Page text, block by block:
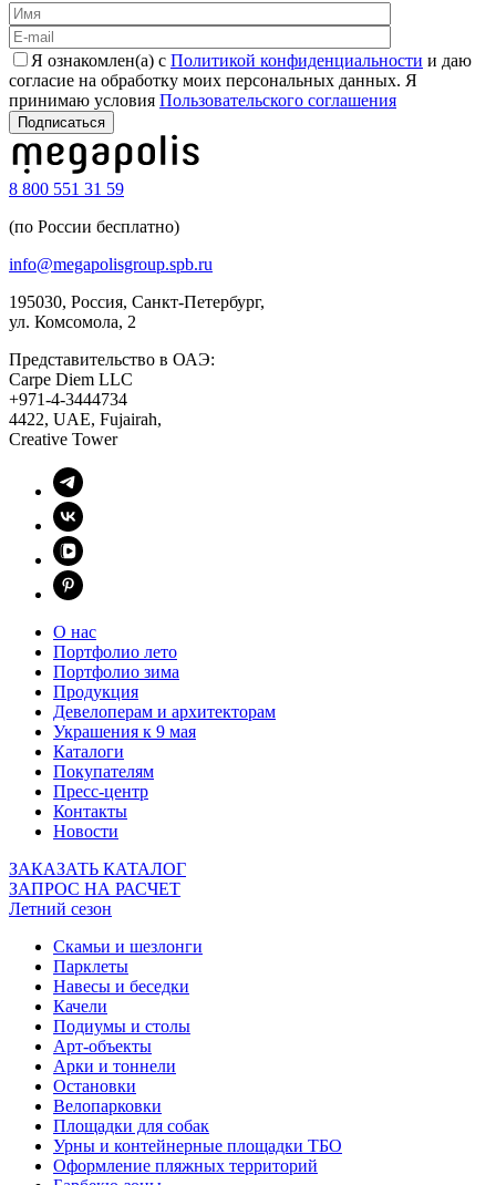
Я ознакомлен(а) с Политикой конфиденциальности и даю
согласие на обработку моих персональных данных. Я
принимаю условия Пользовательского соглашения
8 800 551 31 59
(по России бесплатно)
info@megapolisgroup.spb.ru
195030, Россия, Санкт-Петербург,
ул. Комсомола, 2
Представительство в ОАЭ:
Carpe Diem LLC
+971-4-3444734
4422, UAE, Fujairah,
Creative Tower
О нас
Портфолио лето
Портфолио зима
Продукция
Девелоперам и архитекторам
Украшения к 9 мая
Каталоги
Покупателям
Пресс-центр
Контакты
Новости
ЗАКАЗАТЬ КАТАЛОГ
ЗАПРОС НА РАСЧЕТ
Летний сезон
Скамьи и шезлонги
Парклеты
Навесы и беседки
Качели
Подиумы и столы
Арт-объекты
Арки и тоннели
Остановки
Велопарковки
Площадки для собак
Урны и контейнерные площадки ТБО
Оформление пляжных территорий